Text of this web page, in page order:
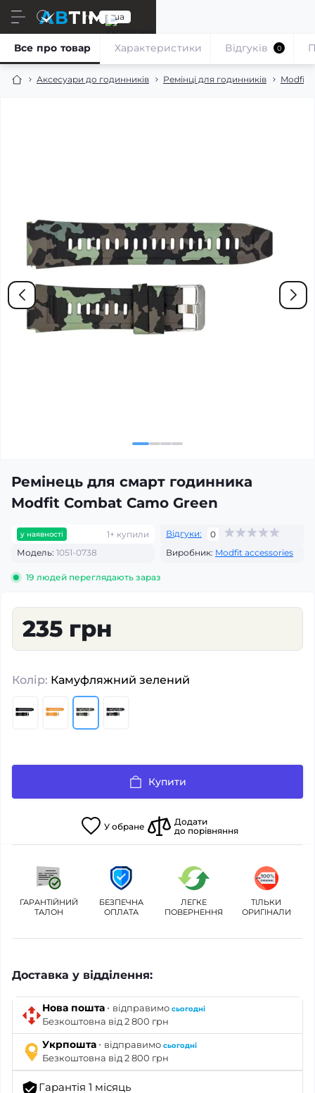
ru ua
Аксесуари до годинників Ремінці для годинників Modfit
Все про товар Характеристики Відгуків 0
Ремінець для смарт годинника
Modfit Combat Camo Green
у наявності 1+ купили Відгуки:
0
Модель: 1051-0738 Виробник: Modfit accessories
19 людей переглядають зараз
235 грн
Колір: Камуфляжний зелений
Купити
У обране
Додати
до порівняння
ГАРАНТІЙНИЙ
ТАЛОН
БЕЗПЕЧНА
ОПЛАТА
ЛЕГКЕ
ПОВЕРНЕННЯ
ТІЛЬКИ
ОРИГІНАЛИ
Доставка у відділення:
Нова пошта · відправимо сьогодні
Безкоштовна від 2 800 грн
Укрпошта · відправимо сьогодні
Безкоштовна від 2 800 грн
Гарантія 1 місяць